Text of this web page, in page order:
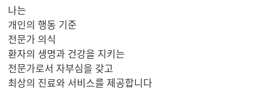
나는
개인의 행동 기준
전문가 의식
환자의 생명과 건강을 지키는
전문가로서 자부심을 갖고
최상의 진료와 서비스를 제공합니다